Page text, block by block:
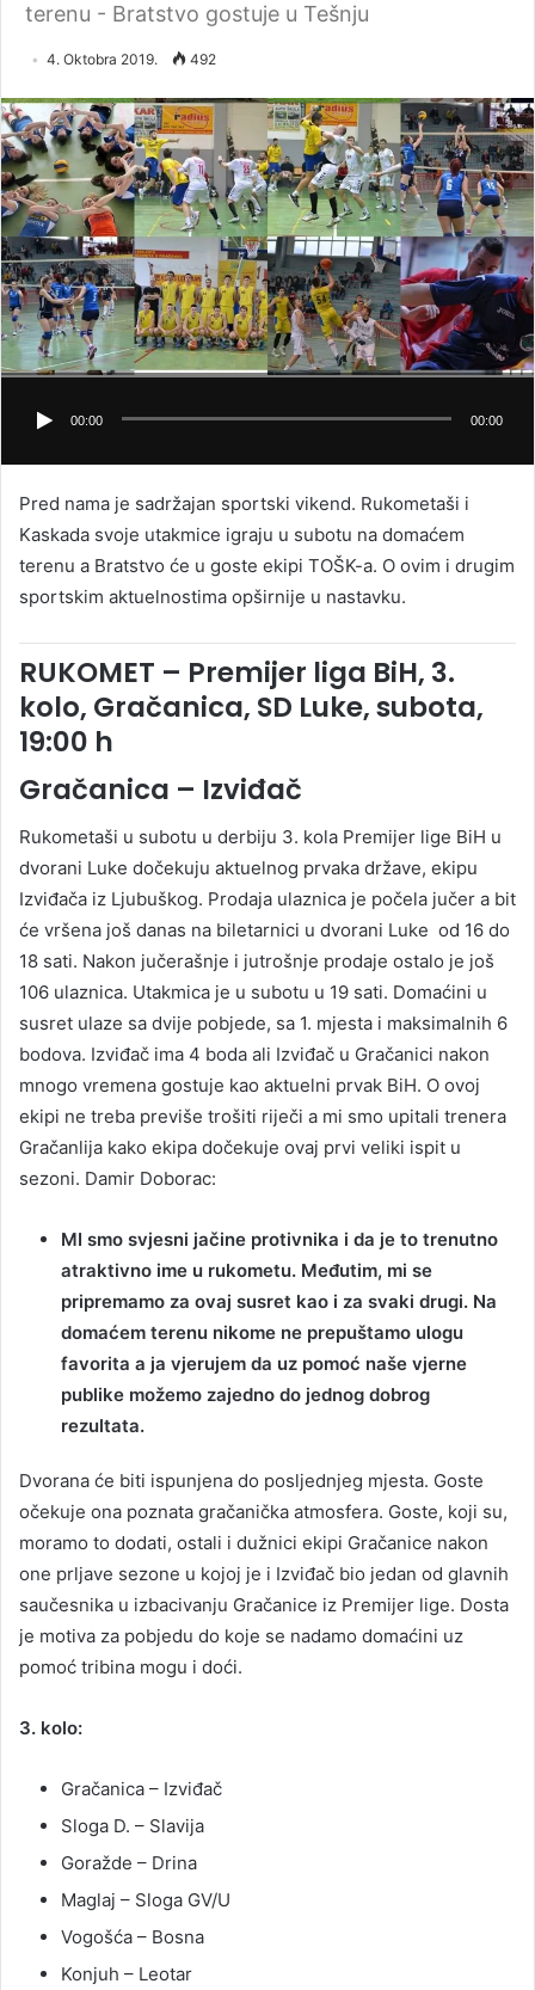
terenu - Bratstvo gostuje u Tešnju
4. Oktobra 2019. 492
00:00 00:00
Pred nama je sadržajan sportski vikend. Rukometaši i
Kaskada svoje utakmice igraju u subotu na domaćem
terenu a Bratstvo će u goste ekipi TOŠK-a. O ovim i drugim
sportskim aktuelnostima opširnije u nastavku.
RUKOMET – Premijer liga BiH, 3.
kolo, Gračanica, SD Luke, subota,
19:00 h
Gračanica – Izviđač
Rukometaši u subotu u derbiju 3. kola Premijer lige BiH u
dvorani Luke dočekuju aktuelnog prvaka države, ekipu
Izviđača iz Ljubuškog. Prodaja ulaznica je počela jučer a bit
će vršena još danas na biletarnici u dvorani Luke od 16 do
18 sati. Nakon jučerašnje i jutrošnje prodaje ostalo je još
106 ulaznica. Utakmica je u subotu u 19 sati. Domaćini u
susret ulaze sa dvije pobjede, sa 1. mjesta i maksimalnih 6
bodova. Izviđač ima 4 boda ali Izviđač u Gračanici nakon
mnogo vremena gostuje kao aktuelni prvak BiH. O ovoj
ekipi ne treba previše trošiti riječi a mi smo upitali trenera
Gračanlija kako ekipa dočekuje ovaj prvi veliki ispit u
sezoni. Damir Doborac:
MI smo svjesni jačine protivnika i da je to trenutno
atraktivno ime u rukometu. Međutim, mi se
pripremamo za ovaj susret kao i za svaki drugi. Na
domaćem terenu nikome ne prepuštamo ulogu
favorita a ja vjerujem da uz pomoć naše vjerne
publike možemo zajedno do jednog dobrog
rezultata.
Dvorana će biti ispunjena do posljednjeg mjesta. Goste
očekuje ona poznata gračanička atmosfera. Goste, koji su,
moramo to dodati, ostali i dužnici ekipi Gračanice nakon
one prljave sezone u kojoj je i Izviđač bio jedan od glavnih
saučesnika u izbacivanju Gračanice iz Premijer lige. Dosta
je motiva za pobjedu do koje se nadamo domaćini uz
pomoć tribina mogu i doći.
3. kolo:
Gračanica – Izviđač
Sloga D. – Slavija
Goražde – Drina
Maglaj – Sloga GV/U
Vogošća – Bosna
Konjuh – Leotar